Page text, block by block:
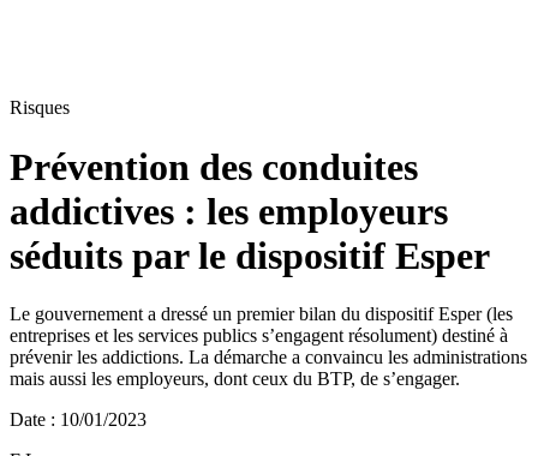
Risques
Prévention des conduites
addictives : les employeurs
séduits par le dispositif Esper
Le gouvernement a dressé un premier bilan du dispositif Esper (les
entreprises et les services publics s’engagent résolument) destiné à
prévenir les addictions. La démarche a convaincu les administrations
mais aussi les employeurs, dont ceux du BTP, de s’engager.
Date : 10/01/2023